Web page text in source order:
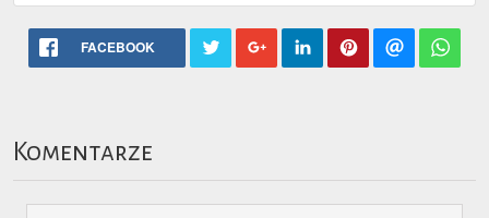
FACEBOOK
Komentarze